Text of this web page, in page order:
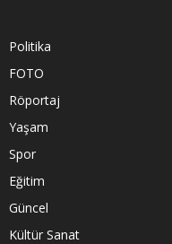
Politika
FOTO
Röportaj
Yaşam
Spor
Eğitim
Güncel
Kültür Sanat